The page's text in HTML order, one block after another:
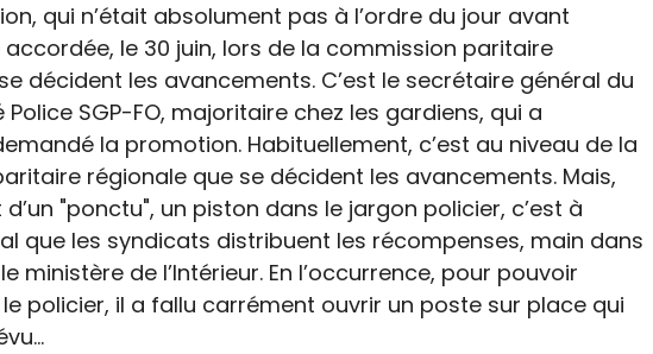
qui n’était absolument pas à l’ordre du jour avant
accordée, le 30 juin, lors de la commission paritaire
décident les avancements. C’est le secrétaire général du
SGP-FO, majoritaire chez les gardiens, qui a
la promotion. Habituellement, c’est au niveau de la
régionale que se décident les avancements. Mais,
d’un "ponctu", un piston dans le jargon policier, c’est à
que les syndicats distribuent les récompenses, main dans
ministère de l’Intérieur. En l’occurrence, pour pouvoir
policier, il a fallu carrément ouvrir un poste sur place qui